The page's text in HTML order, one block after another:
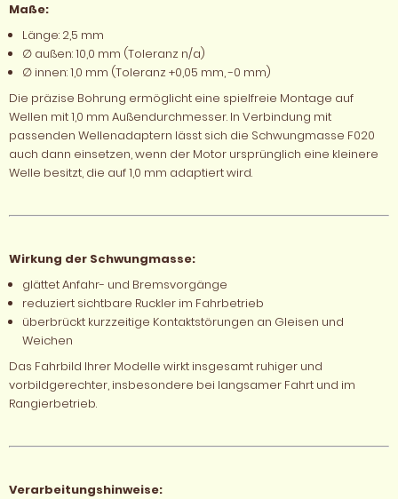
Maße:
Länge: 2,5 mm
∅ außen: 10,0 mm (Toleranz n/a)
∅ innen: 1,0 mm (Toleranz +0,05 mm, -0 mm)
Die präzise Bohrung ermöglicht eine spielfreie Montage auf
Wellen mit 1,0 mm Außendurchmesser. In Verbindung mit
passenden Wellenadaptern lässt sich die Schwungmasse F020
auch dann einsetzen, wenn der Motor ursprünglich eine kleinere
Welle besitzt, die auf 1,0 mm adaptiert wird.
Wirkung der Schwungmasse:
glättet Anfahr- und Bremsvorgänge
reduziert sichtbare Ruckler im Fahrbetrieb
überbrückt kurzzeitige Kontaktstörungen an Gleisen und
Weichen
Das Fahrbild Ihrer Modelle wirkt insgesamt ruhiger und
vorbildgerechter, insbesondere bei langsamer Fahrt und im
Rangierbetrieb.
Verarbeitungshinweise: